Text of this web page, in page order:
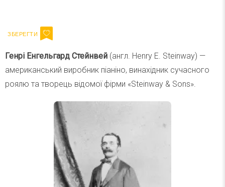
Генрі Енгельгард Стейнвей (англ. Henry E. Steinway) —
американський виробник піаніно, винахідник сучасного
роялю та творець відомої фірми «Steinway & Sons».